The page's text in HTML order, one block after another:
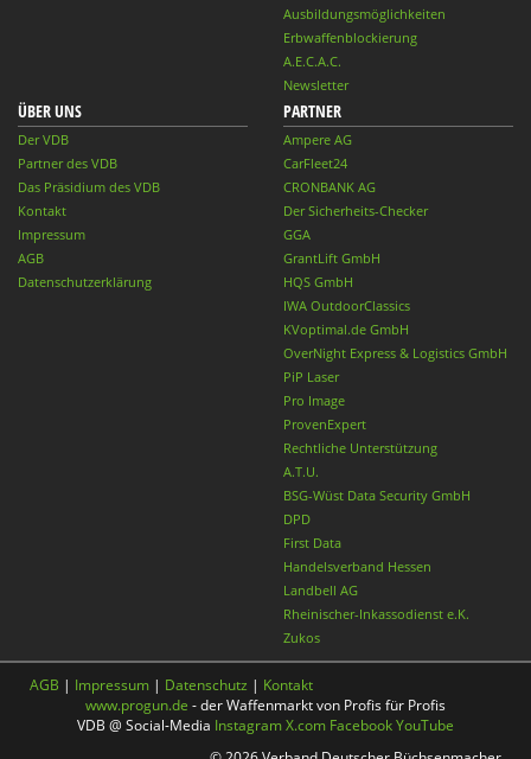
Ausbildungsmöglichkeiten
Erbwaffenblockierung
A.E.C.A.C.
Newsletter
ÜBER UNS
Der VDB
Partner des VDB
Das Präsidium des VDB
Kontakt
Impressum
AGB
Datenschutzerklärung
PARTNER
Ampere AG
CarFleet24
CRONBANK AG
Der Sicherheits-Checker
GGA
GrantLift GmbH
HQS GmbH
IWA OutdoorClassics
KVoptimal.de GmbH
OverNight Express & Logistics GmbH
PiP Laser
Pro Image
ProvenExpert
Rechtliche Unterstützung
A.T.U.
BSG-Wüst Data Security GmbH
DPD
First Data
Handelsverband Hessen
Landbell AG
Rheinischer-Inkassodienst e.K.
Zukos
AGB | Impressum | Datenschutz | Kontakt
www.progun.de - der Waffenmarkt von Profis für Profis
VDB @ Social-Media InstagramX.com FacebookYouTube